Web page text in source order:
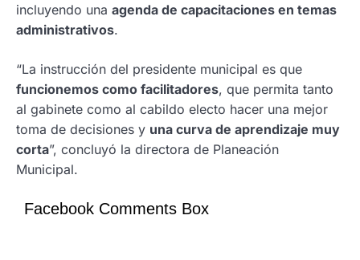
incluyendo una agenda de capacitaciones en temas
administrativos.
“La instrucción del presidente municipal es que
funcionemos como facilitadores, que permita tanto
al gabinete como al cabildo electo hacer una mejor
toma de decisiones y una curva de aprendizaje muy
corta”, concluyó la directora de Planeación
Municipal.
Facebook Comments Box